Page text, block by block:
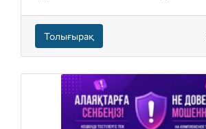
Толығырақ